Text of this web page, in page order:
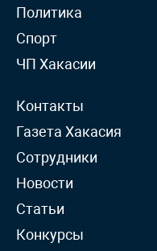
Политика
Спорт
ЧП Хакасии
Контакты
Газета Хакасия
Сотрудники
Новости
Статьи
Конкурсы